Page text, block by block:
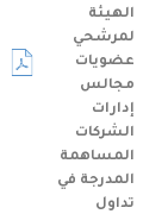
الهيئة
لمرشحي
عضويات
مجالس
إدارات
الشركات
المساهمة
المدرجة في
تداول